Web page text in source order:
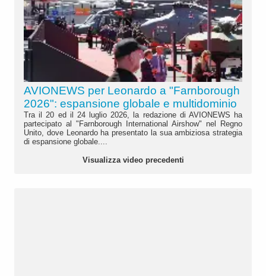
AVIONEWS per Leonardo a "Farnborough
2026": espansione globale e multidominio
Tra il 20 ed il 24 luglio 2026, la redazione di AVIONEWS ha
partecipato al "Farnborough International Airshow" nel Regno
Unito, dove Leonardo ha presentato la sua ambiziosa strategia
di espansione globale....
Visualizza video precedenti